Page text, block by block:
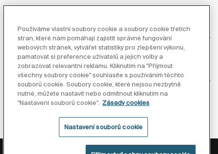
O Společnosti
Inspirace
Sledujte nás
Zásady ochrany osobních údajů Právní informace
Používáme vlastní soubory cookie a soubory cookie třetích
stran, které nám pomáhají zajistit správné fungování
webových stránek, vytvářet statistiky pro zlepšení výkonu,
pamatovat si preference uživatelů a jejich volby a
zobrazovat relevantní reklamu. Kliknutím na "Přijmout
všechny soubory cookie" souhlasíte s používáním těchto
souborů cookie. Soubory cookie, které nejsou nezbytně
nutné, můžete nastavit nebo odmítnout kliknutím na
"Nastavení souborů cookie". Zásady cookies
Nastavení souborů cookie